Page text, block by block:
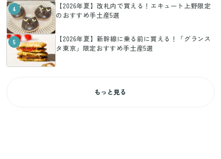
4
【2026年夏】改札内で買える！エキュート上野限定
のおすすめ手土産5選
5
【2026年夏】新幹線に乗る前に買える！「グランス
タ東京」限定おすすめ手土産5選
もっと見る